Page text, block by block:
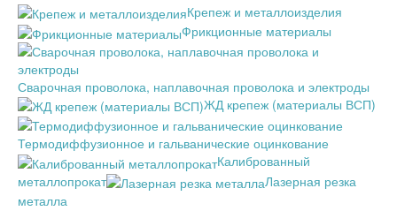
Крепеж и металлоизделия
Фрикционные материалы
Сварочная проволока, наплавочная проволока и электроды
ЖД крепеж (материалы ВСП)
Термодиффузионное и гальванические оцинкование
Калиброванный
металлопрокат
Лазерная резка
металла